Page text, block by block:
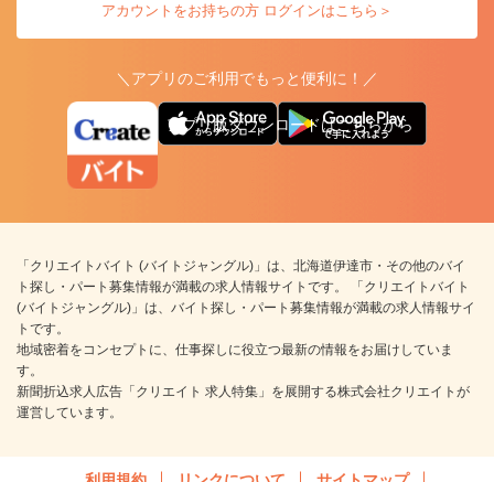
アカウントをお持ちの方 ログインはこちら＞
＼アプリのご利用でもっと便利に！／
アプリ版ダウンロードはこちらから
「クリエイトバイト (バイトジャングル)」は、北海道伊達市・その他のバイ
ト探し・パート募集情報が満載の求人情報サイトです。 「クリエイトバイト
(バイトジャングル)」は、バイト探し・パート募集情報が満載の求人情報サイ
トです。
地域密着をコンセプトに、仕事探しに役立つ最新の情報をお届けしていま
す。
新聞折込求人広告「クリエイト 求人特集」を展開する株式会社クリエイトが
運営しています。